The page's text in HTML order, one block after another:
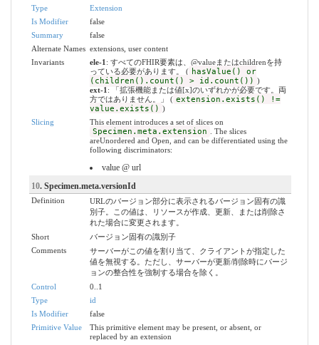
Type
Extension
Is Modifier
false
Summary
false
Alternate Names extensions, user content
Invariants
ele-1 : すべてのFHIR要素は、@valueまたはchildrenを持
っている必要があります。 ( hasValue() or
(children().count() > id.count()) )
ext-1 : 「拡張機能または値[x]のいずれかが必要です。両
方ではありません。」 ( extension.exists() !=
value.exists() )
Slicing
This element introduces a set of slices on
Specimen.meta.extension
. The slices
areUnordered and Open, and can be differentiated using the
following discriminators:
value @ url
10. Specimen.meta.versionId
Definition
URLのバージョン部分に表示されるバージョン固有の識
別子。この値は、リソースが作成、更新、または削除さ
れた場合に変更されます。
Short
バージョン固有の識別子
Comments
サーバーがこの値を割り当て、クライアントが指定した
値を無視する。ただし、サーバーが更新/削除時にバージ
ョンの整合性を強制する場合を除く。
Control
0..1
Type
id
Is Modifier
false
Primitive Value
This primitive element may be present, or absent, or
replaced by an extension